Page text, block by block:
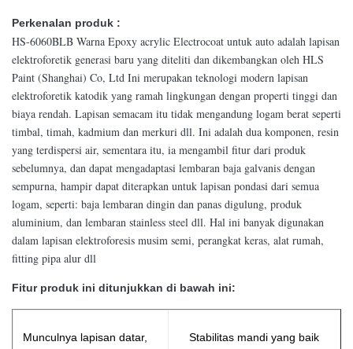
Perkenalan produk :
HS-6060BLB Warna Epoxy acrylic Electrocoat untuk auto adalah lapisan
elektroforetik generasi baru yang diteliti dan dikembangkan oleh HLS
Paint (Shanghai) Co, Ltd Ini merupakan teknologi modern lapisan
elektroforetik katodik yang ramah lingkungan dengan properti tinggi dan
biaya rendah. Lapisan semacam itu tidak mengandung logam berat seperti
timbal, timah, kadmium dan merkuri dll. Ini adalah dua komponen, resin
yang terdispersi air, sementara itu, ia mengambil fitur dari produk
sebelumnya, dan dapat mengadaptasi lembaran baja galvanis dengan
sempurna, hampir dapat diterapkan untuk lapisan pondasi dari semua
logam, seperti: baja lembaran dingin dan panas digulung, produk
aluminium, dan lembaran stainless steel dll. Hal ini banyak digunakan
dalam lapisan elektroforesis musim semi, perangkat keras, alat rumah,
fitting pipa alur dll
Fitur produk ini ditunjukkan di bawah ini:
Munculnya lapisan datar,
Stabilitas mandi yang baik